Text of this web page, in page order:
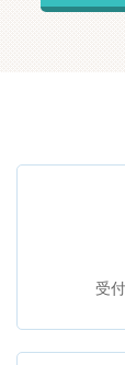
受